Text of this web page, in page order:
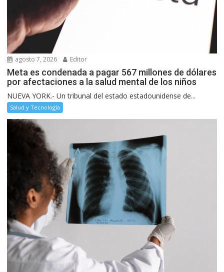
agosto 7, 2026 Editor
Meta es condenada a pagar 567 millones de dólares
por afectaciones a la salud mental de los niños
NUEVA YORK.- Un tribunal del estado estadounidense de...
Salud y Tecnología